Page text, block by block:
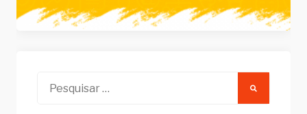
Pesquisar